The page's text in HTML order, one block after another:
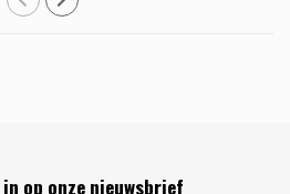
op onze nieuwsbrief